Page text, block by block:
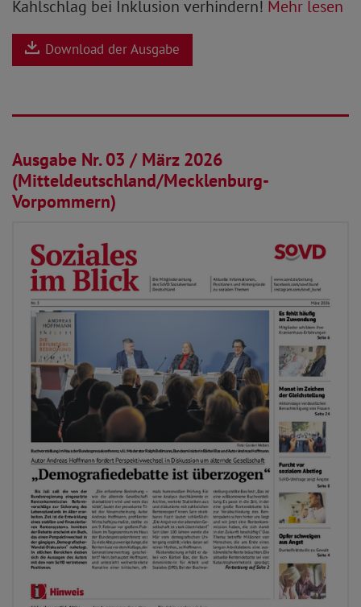
Kahlschlag bei Inklusion verhindern! Mehr lesen
Download der Ausgabe
01.03.2026
Ausgabe Nr. 03 / März 2026
(Mitteldeutschland/Mecklenburg-
Vorpommern)